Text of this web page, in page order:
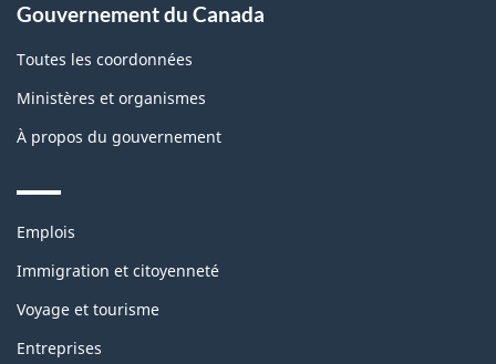
Gouvernement du Canada
Toutes les coordonnées
Ministères et organismes
À propos du gouvernement
Themes
topics
Emplois
Immigration et citoyenneté
Voyage et tourisme
Entreprises